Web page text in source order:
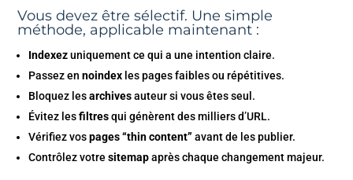
Vous devez être sélectif. Une simple
méthode, applicable maintenant :
Indexezuniquement ce qui a une intention claire.
Passez ennoindex les pages faibles ou répétitives.
Bloquez lesarchivesauteur si vous êtes seul.
Évitez lesfiltresqui génèrent des milliers d’URL.
Vérifiez vospages “thin content” avant de les publier.
Contrôlez votresitemapaprès chaque changement majeur.